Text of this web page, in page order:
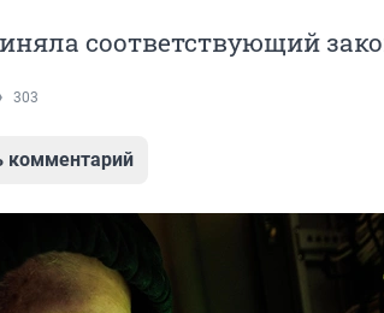
соответствующий
303
комментарий